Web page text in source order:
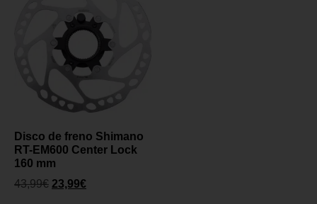
Disco de freno Shimano
RT-EM600 Center Lock
160 mm
43,99€ 23,99€